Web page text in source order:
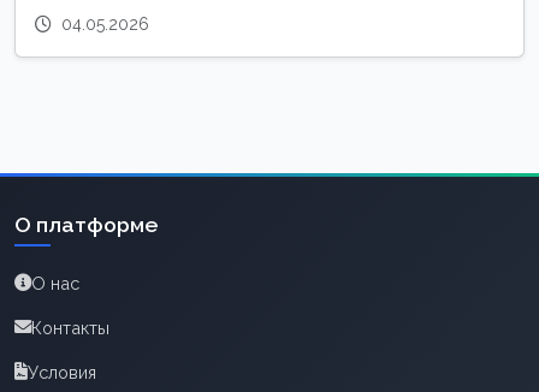
04.05.2026
О платформе
О нас
Контакты
Условия